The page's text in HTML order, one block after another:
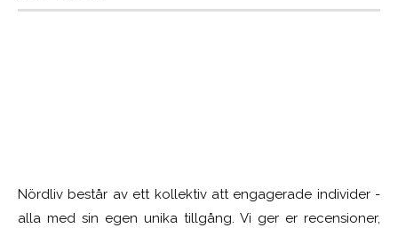
Nördliv består av ett kollektiv att engagerade individer -
alla med sin egen unika tillgång. Vi ger er recensioner,